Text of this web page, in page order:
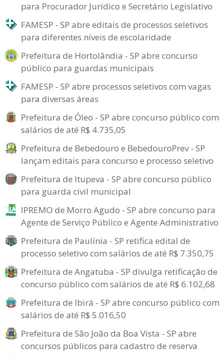
para Procurador Jurídico e Secretário Legislativo
FAMESP - SP abre editais de processos seletivos
para diferentes níveis de escolaridade
Prefeitura de Hortolândia - SP abre concurso
público para guardas municipais
FAMESP - SP abre processos seletivos com vagas
para diversas áreas
Prefeitura de Óleo - SP abre concurso público com
salários de até R$ 4.735,05
Prefeitura de Bebedouro e BebedouroPrev - SP
lançam editais para concurso e processo seletivo
Prefeitura de Itupeva - SP abre concurso público
para guarda civil municipal
IPREMO de Morro Agudo - SP abre concurso para
Agente de Serviço Público e Agente Administrativo
Prefeitura de Paulínia - SP retifica edital de
processo seletivo com salários de até R$ 7.350,75
Prefeitura de Angatuba - SP divulga retificação de
concurso público com salários de até R$ 6.102,68
Prefeitura de Ibirá - SP abre concurso público com
salários de até R$ 5.016,50
Prefeitura de São João da Boa Vista - SP abre
concursos públicos para cadastro de reserva